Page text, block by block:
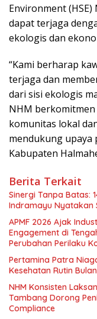
Environment
dapat terjaga
ekologis dan
“Kami berharap
terjaga dan
dari sisi ekologis
NHM
komunitas lokal
mendukung upaya
Kabupaten
Berita Terkait
Sinergi Tanpa Batas:
Indramayu Nyatakan
APMF 2026 Ajak
Engagement di
Perubahan Perilaku
Pertamina Patra
Kesehatan Rutin
NHM Konsisten
Tambang Dorong
Compliance